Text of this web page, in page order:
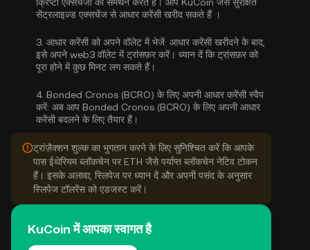
सेंट्रलाइज़्ड एक्सचेंज सेआधार करेंसी खरीद सकते हैं ।
3. आधार करेंसी को अपने वॉलेट में भेजें: आधार करेंसी खरीदने के बाद,
इसे अपने web3 वॉलेट में ट्रांसफ़र करें। ध्यान दें कि ट्रांसफ़र को
पूरा होने में कुछ मिनट लग सकते हैं।
4. Bonded Cronos (BCRO) के लिए अपनी आधार करेंसी स्वैप
करें: अब आप Bonded Cronos (BCRO) के लिए अपनी आधार
करेंसी बदलने के लिए तैयार हैं।
ट्रांज़ैक्शन शुल्क का भुगतान करने के लिए सुनिश्चित करें कि आपके
पास ईथेरियम ब्लॉकचेन पर ETH जैसे पर्याप्त ब्लॉकचेन नेटिव टोकन
हैं। इसके अलावा, स्लिपेज पर ध्यान दें और अपनी पसंद के अनुसार
स्लिपेज टॉलरेंस को एडजस्ट करें।
KuCoin में आपका स्वागत है